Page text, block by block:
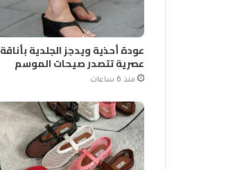
عودة أحذية ويدجز الجلدية بأناقة
عصرية تتصدر صيحات الموسم
منذ 6 ساعات